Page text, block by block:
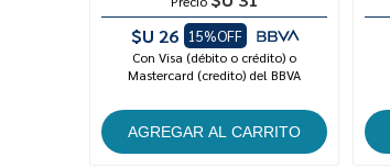
$U 26
15%OFF
Con Visa (débito o crédito) o
Mastercard (credito) del BBVA